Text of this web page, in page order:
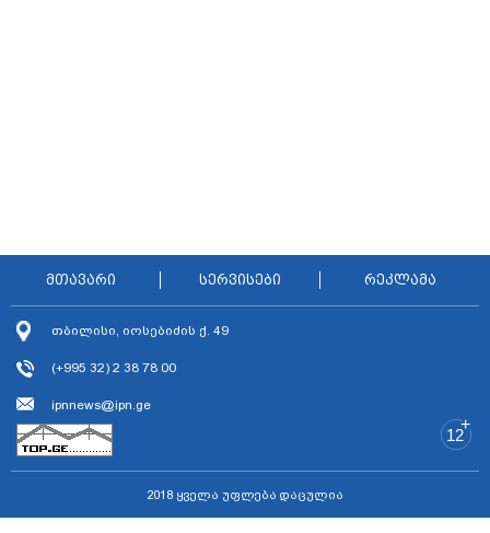
მთავარი სერვისები რეკლამა
თბილისი, იოსებიძის ქ. 49
(+995 32) 2 38 78 00
ipnnews@ipn.ge
+
12
2018 ყველა უფლება დაცულია